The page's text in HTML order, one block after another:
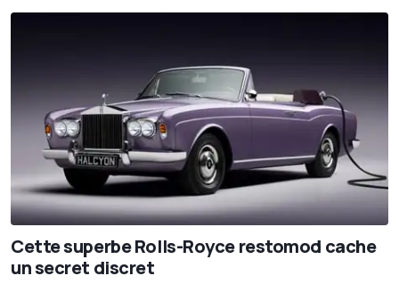
Cette superbe Rolls-Royce restomod cache
un secret discret